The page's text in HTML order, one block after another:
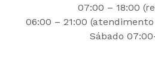
07:00 – 18:00
06:00 – 21:00
Sábado